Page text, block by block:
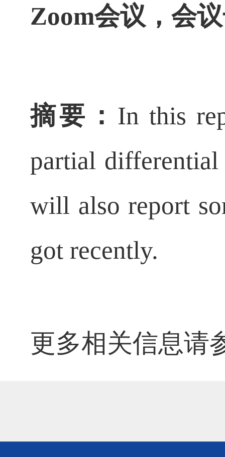
Zoom会议 ， 会
摘要： In this
partial
will also report
got recently.
更多相关信息请